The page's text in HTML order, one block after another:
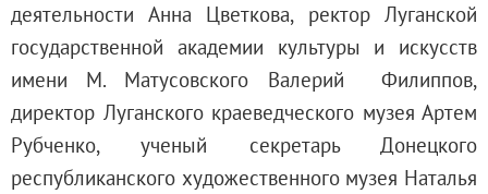
Русское народное искусство XVII-XXI
Будущие выставки
Выездные выставки
Садко
Михаил Нестеров
Архив выставок
деятельности Анна Цветкова, ректор Луганской
государственной академии культуры и искусств
имени М. Матусовского Валерий Филиппов,
директор Луганского краеведческого музея Артем
Рубченко, ученый секретарь Донецкого
республиканского художественного музея Наталья